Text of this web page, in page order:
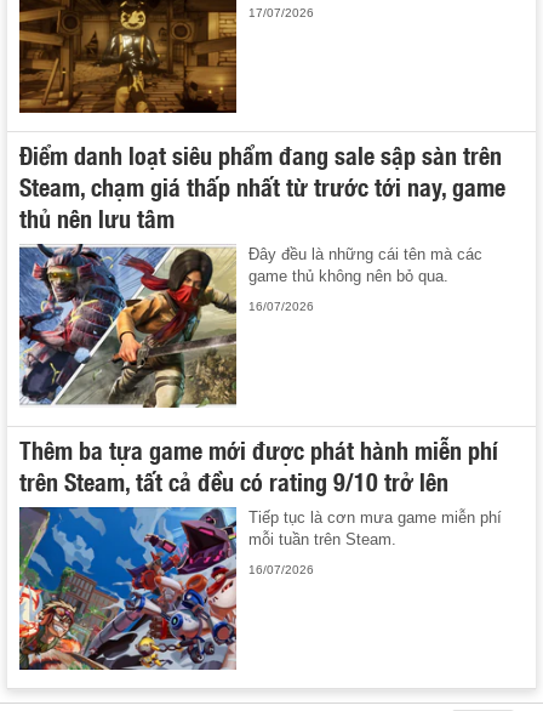
17/07/2026
Điểm danh loạt siêu phẩm đang sale sập sàn trên
Steam, chạm giá thấp nhất từ trước tới nay, game
thủ nên lưu tâm
Đây đều là những cái tên mà các
game thủ không nên bỏ qua.
16/07/2026
Thêm ba tựa game mới được phát hành miễn phí
trên Steam, tất cả đều có rating 9/10 trở lên
Tiếp tục là cơn mưa game miễn phí
mỗi tuần trên Steam.
16/07/2026